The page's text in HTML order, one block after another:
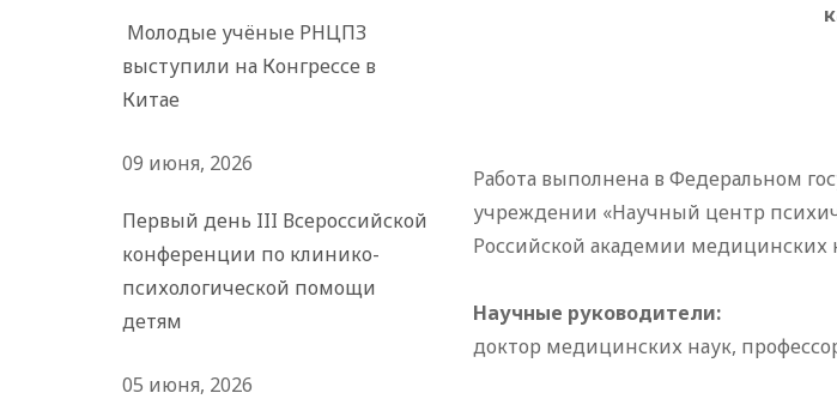
Работа выполнена в Федеральном
учреждении «Научный центр
Российской академии медицинских
Научные руководители:
доктор медицинских наук,
Молодые учёные РНЦПЗ
выступили на Конгрессе в
Китае
09 июня, 2026
Первый день III Всероссийской
конференции по клинико-
психологической помощи
детям
05 июня, 2026